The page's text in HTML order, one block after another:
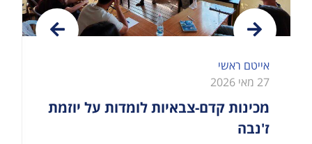
אייטם ראשי
27 מאי 2026
מכינות קדם-צבאיות לומדות על יוזמת
ז'נבה